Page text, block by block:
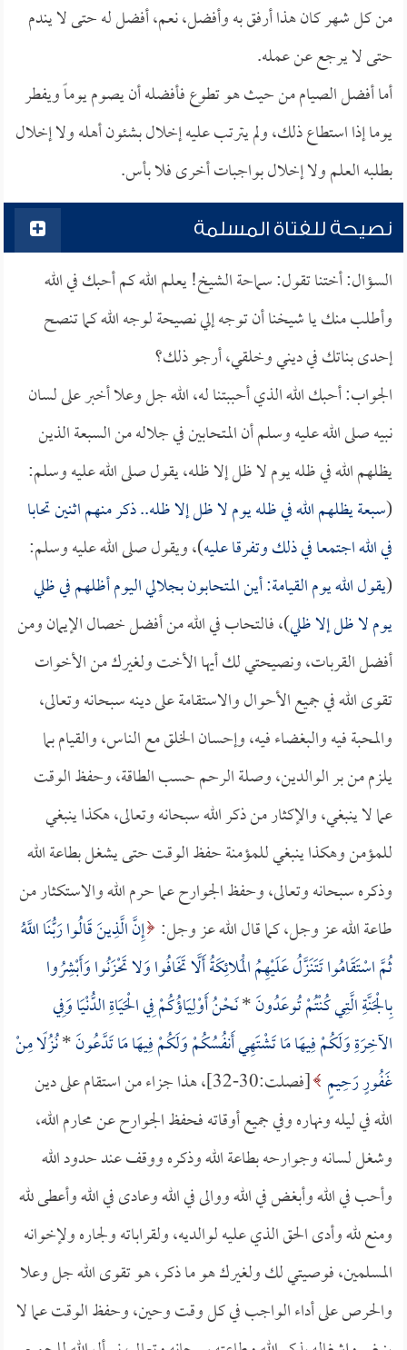
من كل شهر كان هذا أرفق به وأفضل، نعم، أفضل له حتى لا يندم
حتى لا يرجع عن عمله.
أما أفضل الصيام من حيث هو تطوع فأفضله أن يصوم يوماً ويفطر
يوما إذا استطاع ذلك، ولم يترتب عليه إخلال بشئون أهله ولا إخلال
بطلبه العلم ولا إخلال بواجبات أخرى فلا بأس.
نصيحة للفتاة المسلمة
السؤال: أختنا تقول: سماحة الشيخ! يعلم الله كم أحبك في الله
وأطلب منك يا شيخنا أن توجه إلي نصيحة لوجه الله كما تنصح
إحدى بناتك في ديني وخلقي، أرجو ذلك؟
الجواب: أحبك الله الذي أحببتنا له، الله جل وعلا أخبر على لسان
نبيه صلى الله عليه وسلم أن المتحابين في جلاله من السبعة الذين
يظلهم الله في ظله يوم لا ظل إلا ظله، يقول صلى الله عليه وسلم:
(سبعة يظلهم الله في ظله يوم لا ظل إلا ظله.. ذكر منهم اثنين تحابا
في الله اجتمعا في ذلك وتفرقا عليه)، ويقول صلى الله عليه وسلم:
(يقول الله يوم القيامة: أين المتحابون بجلالي اليوم أظلهم في ظلي
يوم لا ظل إلا ظلي)، فالتحاب في الله من أفضل خصال الإيمان ومن
أفضل القربات، ونصيحتي لك أيها الأخت ولغيرك من الأخوات
تقوى الله في جميع الأحوال والاستقامة على دينه سبحانه وتعالى،
والمحبة فيه والبغضاء فيه، وإحسان الخلق مع الناس، والقيام بما
يلزم من بر الوالدين، وصلة الرحم حسب الطاقة، وحفظ الوقت
عما لا ينبغي، والإكثار من ذكر الله سبحانه وتعالى، هكذا ينبغي
للمؤمن وهكذا ينبغي للمؤمنة حفظ الوقت حتى يشغل بطاعة الله
وذكره سبحانه وتعالى، وحفظ الجوارح عما حرم الله والاستكثار من
طاعة الله عز وجل، كما قال الله عز وجل: إِنَّ الَّذِينَ قَالُوا رَبُّنَا اللَّهُ
ثُمَّ اسْتَقَامُوا تَتَنَزَّلُ عَلَيْهِمُ الْمَلائِكَةُ أَلَّا تَخَافُوا وَلا تَحْزَنُوا وَأَبْشِرُوا
بِالْجَنَّةِ الَّتِي كُنْتُمْ تُوعَدُونَ*نَحْنُ أَوْلِيَاؤُكُمْ فِي الْحَيَاةِ الدُّنْيَا وَفِي
الآخِرَةِ وَلَكُمْ فِيهَا مَا تَشْتَهِي أَنفُسُكُمْ وَلَكُمْ فِيهَا مَا تَدَّعُونَ*نُزُلًا مِنْ
غَفُورٍ رَحِيمٍ
[فصلت:30-32]، هذا جزاء من استقام على دين
الله في ليله ونهاره وفي جميع أوقاته فحفظ الجوارح عن محارم الله،
وشغل لسانه وجوارحه بطاعة الله وذكره ووقف عند حدود الله
وأحب في الله وأبغض في الله ووالى في الله وعادى في الله وأعطى لله
ومنع لله وأدى الحق الذي عليه لوالديه، ولقراباته ولجاره ولإخوانه
المسلمين، فوصيتي لك ولغيرك هو ما ذكر، هو تقوى الله جل وعلا
والحرص على أداء الواجب في كل وقت وحين، وحفظ الوقت عما لا